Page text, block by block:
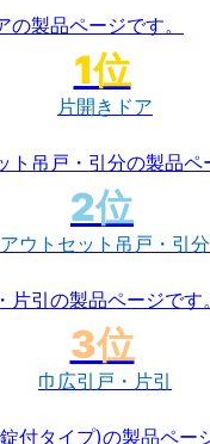
片開きドア
アウトセット吊戸・引分
巾広引戸・片引